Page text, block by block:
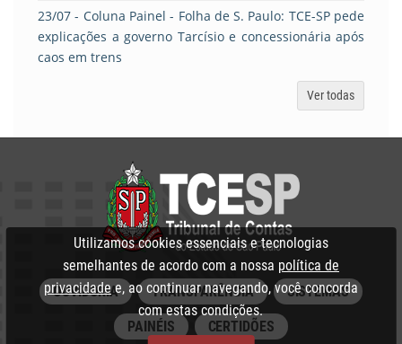
23/07 - Coluna Painel - Folha de S. Paulo: TCE-SP pede
explicações a governo Tarcísio e concessionária após
caos em trens
Ver todas
OUVIDORIA TRANSPARÊNCIA SISTEMAS
PAINÉIS CERTIDÕES
Utilizamos cookies essenciais e tecnologias
semelhantes de acordo com a nossa política de
privacidadee, ao continuar navegando, você concorda
com estas condições.